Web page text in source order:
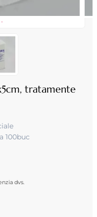
tratamente
100buc
dvs.